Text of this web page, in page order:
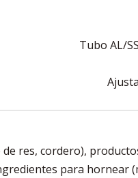
Tubo AL/
res, cordero),
para hornear